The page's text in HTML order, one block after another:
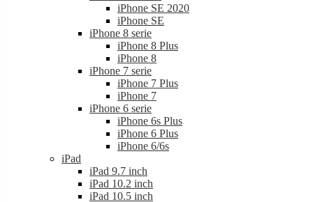
iPhone SE 2020
iPhone SE
iPhone 8 serie
iPhone 8 Plus
iPhone 8
iPhone 7 serie
iPhone 7 Plus
iPhone 7
iPhone 6 serie
iPhone 6s Plus
iPhone 6 Plus
iPhone 6/6s
iPad
iPad 9.7 inch
iPad 10.2 inch
iPad 10.5 inch